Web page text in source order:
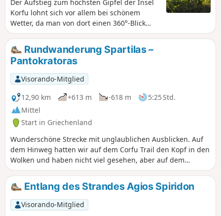
Der Aufstieg zum höchsten Gipfel der Insel
Korfu lohnt sich vor allem bei schönem
Wetter, da man von dort einen 360°-Blick
über die gesamte Insel hat. Auf dem Gipfel
des Pantokrator befindet sich ein hübsches
Kloster, das besichtigt werden kann. Der
Aufstieg führt durch verschiedene
Landschaftstypen.
Rundwanderung Spartilas –
Pantokratoras
Visorando-Mitglied
12,90 km
+613 m -618 m
5:25 Std.
Mittel
Start in Griechenland
Wunderschöne Strecke mit unglaublichen Ausblicken. Auf
dem Hinweg hatten wir auf dem Corfu Trail den Kopf in den
Wolken und haben nicht viel gesehen, aber auf dem
Rückweg über den Corfu Path haben wir die Strecke nicht
gekreuzt. Auf dem Rückweg sind wir durch Olivenhaine
gelaufen, mit einem atemberaubenden Blick auf die Bucht
von Korfu.
Entlang des Strandes Agios Spiridon
Visorando-Mitglied